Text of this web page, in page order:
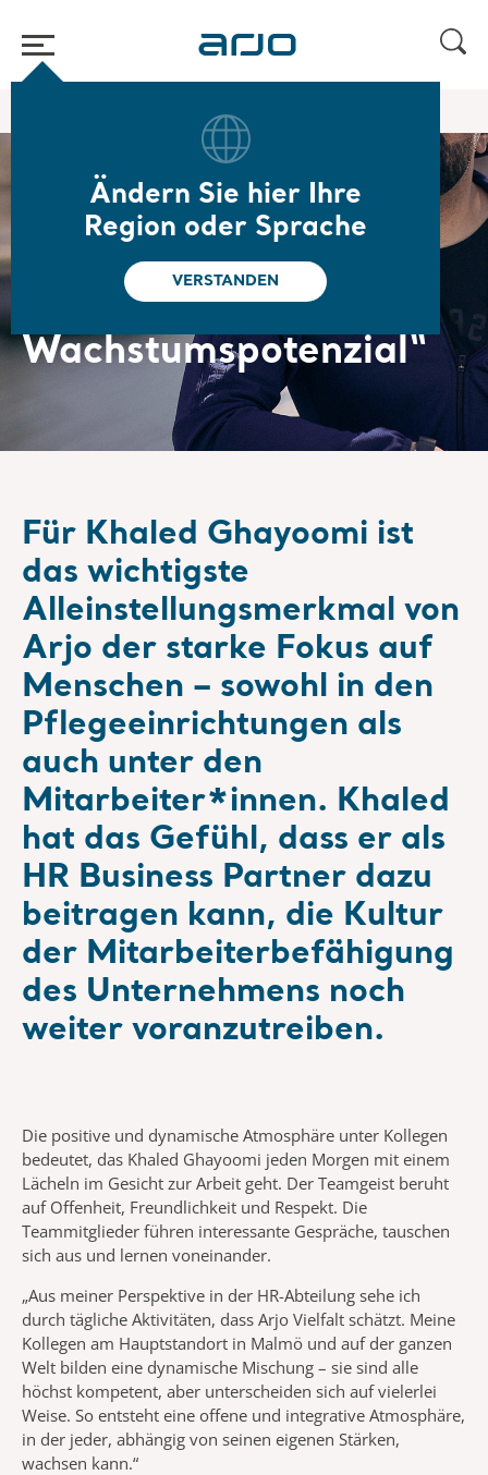
Ändern Sie hier Ihre
Region oder Sprache
VERSTANDEN
Khaleds Geschichte
„Echte Fürsorge für
Menschen ermöglicht
individuelles
Wachstumspotenzial“
Für Khaled Ghayoomi ist
das wichtigste
Alleinstellungsmerkmal von
Arjo der starke Fokus auf
Menschen – sowohl in den
Pflegeeinrichtungen als
auch unter den
Mitarbeiter*innen. Khaled
hat das Gefühl, dass er als
HR Business Partner dazu
beitragen kann, die Kultur
der Mitarbeiterbefähigung
des Unternehmens noch
weiter voranzutreiben.
Die positive und dynamische Atmosphäre unter Kollegen
bedeutet, das Khaled Ghayoomi jeden Morgen mit einem
Lächeln im Gesicht zur Arbeit geht. Der Teamgeist beruht
auf Offenheit, Freundlichkeit und Respekt. Die
Teammitglieder führen interessante Gespräche, tauschen
sich aus und lernen voneinander.
„Aus meiner Perspektive in der HR-Abteilung sehe ich
durch tägliche Aktivitäten, dass Arjo Vielfalt schätzt. Meine
Kollegen am Hauptstandort in Malmö und auf der ganzen
Welt bilden eine dynamische Mischung – sie sind alle
höchst kompetent, aber unterscheiden sich auf vielerlei
Weise. So entsteht eine offene und integrative Atmosphäre,
in der jeder, abhängig von seinen eigenen Stärken,
wachsen kann.“